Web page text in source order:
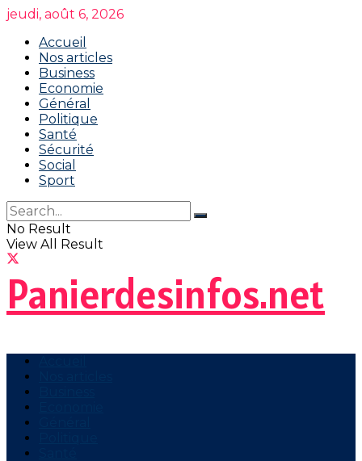
jeudi, août 6, 2026
Accueil
Nos articles
Business
Economie
Général
Politique
Santé
Sécurité
Social
Sport
No Result
View All Result
Panierdesinfos.net